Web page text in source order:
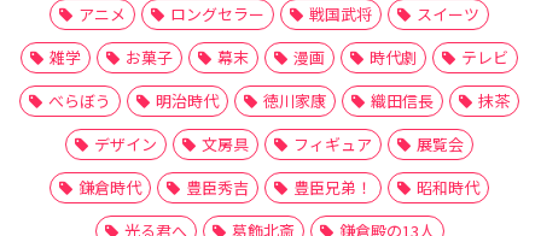
アニメ
ロングセラー 戦国武将
スイーツ
雑学
お菓子 幕末 漫画 時代劇
テレビ
べらぼう
明治時代 徳川家康 織田信長
抹茶
デザイン
文房具 フィギュア
展覧会
鎌倉時代
豊臣秀吉 豊臣兄弟！
昭和時代
光る君へ
葛飾北斎 鎌倉殿の13人